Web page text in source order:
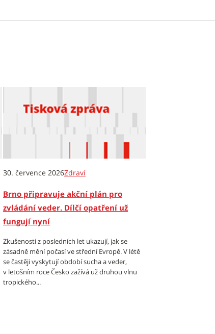
30. července 2026Zdraví
Brno připravuje akční plán pro
zvládání veder. Dílčí opatření už
fungují nyní
Zkušenosti z posledních let ukazují, jak se
zásadně mění počasí ve střední Evropě. V létě
se častěji vyskytují období sucha a veder,
v letošním roce Česko zažívá už druhou vlnu
tropického...